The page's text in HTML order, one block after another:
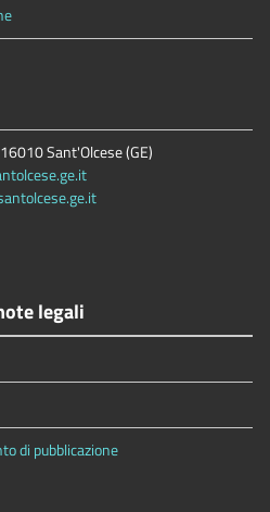
Sant'Olcese (GE)
legali
di pubblicazione